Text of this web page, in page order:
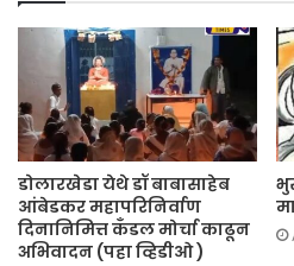
डोलारखेडा येथे डॉ बाबासाहेब
आंबेडकर महापरिनिर्वाण
दिनानिमित्त कँडल मोर्चा काढून
अभिवादन (पहा व्हिडीओ )